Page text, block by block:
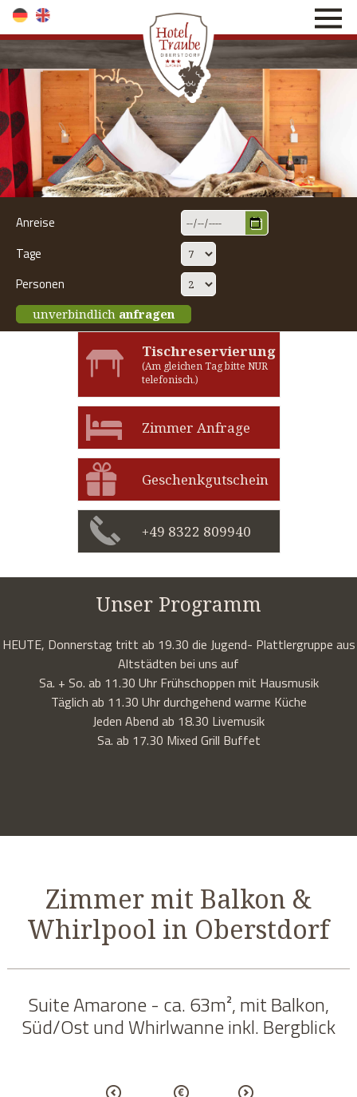
direkt zur Navigation
direkt zum Inhalt
Anreise
Tage
Personen
unverbindlich anfragen
Unser Programm
HEUTE, Donnerstag tritt ab 19.30 die Jugend- Plattlergruppe aus
Altstädten bei uns auf
Sa. + So. ab 11.30 Uhr Frühschoppen mit Hausmusik
Täglich ab 11.30 Uhr durchgehend warme Küche
Jeden Abend ab 18.30 Livemusik
Sa. ab 17.30 Mixed Grill Buffet
Tischreservierung
(Am gleichen Tag bitte NUR
telefonisch.)
Zimmer Anfrage
Geschenkgutschein
+49 8322 809940
Zimmer mit Balkon &
Whirlpool in Oberstdorf
Suite Amarone - ca. 63m², mit Balkon,
Süd/Ost und Whirlwanne inkl. Bergblick